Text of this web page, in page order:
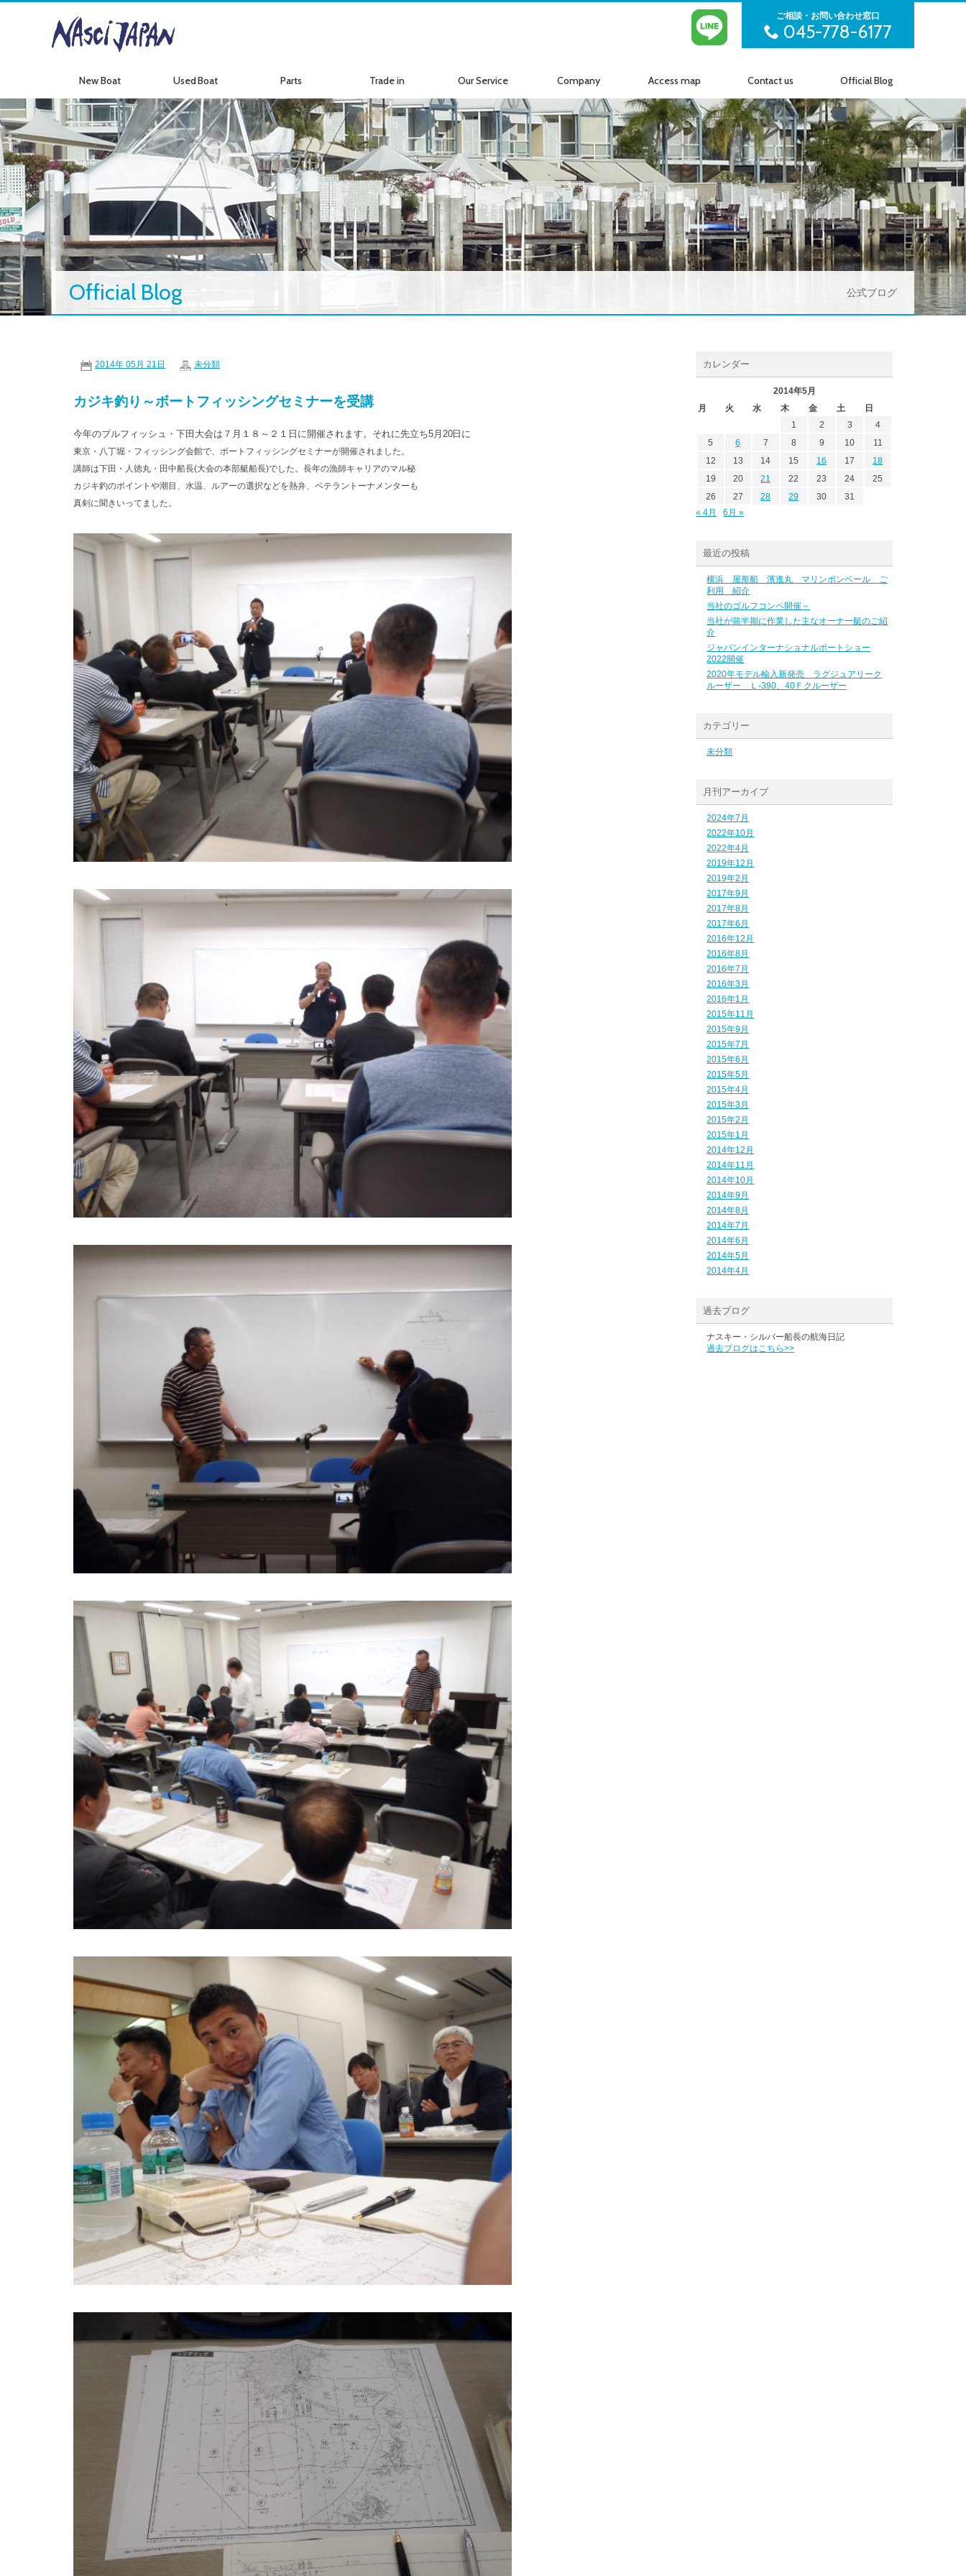
ご相談・お問い合わせ窓口
045-778-6177
New Boat
新艇情報
Used Boat
中古艇情報
Parts
パーツ情報
Trade in
ボートの買取
Our Service
サービス案内
Company
会社紹介
Access map
アクセス
Contact us
お問い合わせ
Official Blog
公式ブログ
Official Blog 公式ブログ
2014年 05月 21日 未分類
カジキ釣り～ボートフィッシングセミナーを受講
今年のブルフィッシュ・下田大会は７月１８～２１日に開催されます。それに先立ち5月20日に
東京・八丁堀・フィッシング会館で、ボートフィッシングセミナーが開催されました。
講師は下田・人徳丸・田中船長(大会の本部艇船長)でした。長年の漁師キャリアのマル秘
カジキ釣のポイントや潮目、水温、ルアーの選択などを熱弁、ベテラントーナメンターも
真剣に聞きいってました。
カレンダー
2014年5月
月
火 水 木 金 土
日
1
2 3
4
5
6 7 8 9 10
11
12
13 14 15 16 17
18
19
20 21 22 23 24
25
26
27 28 29 30
31
« 4月
6月 »
最近の投稿
横浜 屋形船 濱進丸 マリンボンベール ご
利用 紹介
当社のゴルフコンペ開催～
当社が前半期に作業した主なオーナー艇のご紹
介
ジャパンインターナショナルボートショー
2022開催
2020年モデル輸入新発売 ラグジュアリーク
ルーザー Ｌ-390、40Ｆクルーザー
カテゴリー
未分類
月刊アーカイブ
2024年7月
2022年10月
2022年4月
2019年12月
2019年2月
2017年9月
2017年8月
2017年6月
2016年12月
2016年8月
2016年7月
2016年3月
2016年1月
2015年11月
2015年9月
2015年7月
2015年6月
2015年5月
2015年4月
2015年3月
2015年2月
2015年1月
2014年12月
2014年11月
2014年10月
2014年9月
2014年8月
2014年7月
2014年6月
2014年5月
2014年4月
過去ブログ
ナスキー・シルバー船長の航海日記
過去ブログはこちら>>